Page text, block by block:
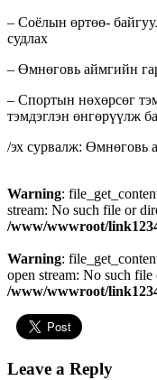
– Соёлын өртөө-
судлах
– Өмнөговь аймгийн
– Спортын нөхөрсөг
тэмдэглэн өнгөрүүлж
/эх сурвалж: Өмнөговь
Warning:
stream: No such file or
/www/wwwroot/
Warning:
open stream: No such
/www/wwwroot/
Leave a Reply